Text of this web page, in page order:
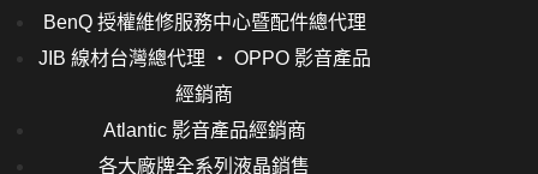
BenQ 授權維修服務中心暨配件總代理
JIB 線材台灣總代理 ‧ OPPO 影音產品
經銷商
Atlantic 影音產品經銷商
各大廠牌全系列液晶銷售